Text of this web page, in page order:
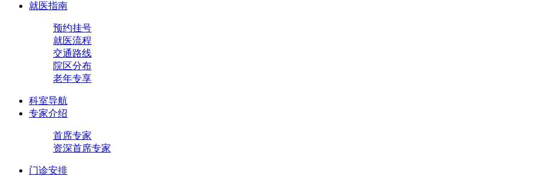
就医指南
预约挂号
就医流程
交通路线
院区分布
老年专享
科室导航
专家介绍
首席专家
资深首席专家
门诊安排